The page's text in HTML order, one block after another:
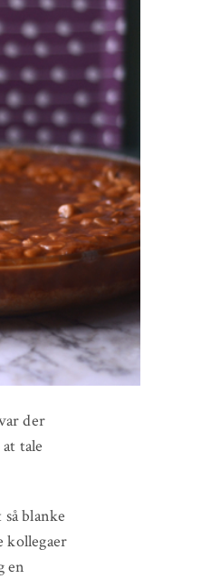
der
tale
blanke
kollegaer
en